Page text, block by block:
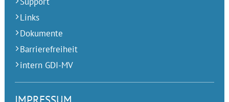
Links
Dokumente
Barrierefreiheit
intern GDI-MV